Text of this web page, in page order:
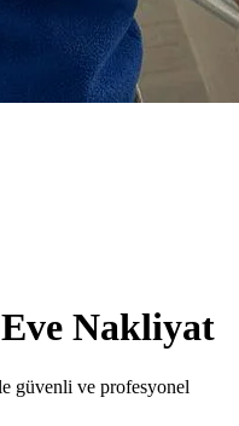
Nakliyat
güvenli ve profesyonel